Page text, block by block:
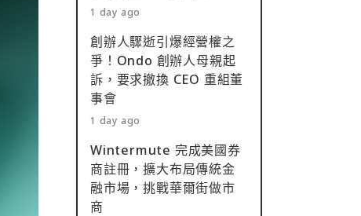
1 day ago
創辦人驟逝引爆經營權之
爭！Ondo 創辦人母親起
訴，要求撤換 CEO 重組董
事會
1 day ago
Wintermute 完成美國券
商註冊，擴大布局傳統金
融市場，挑戰華爾街做市
商